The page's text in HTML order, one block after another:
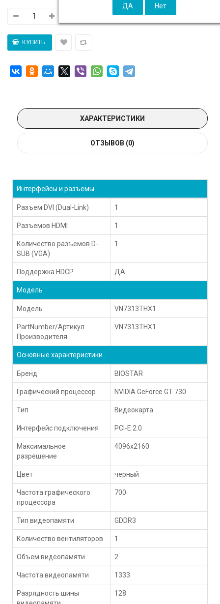
ХАРАКТЕРИСТИКИ
ОТЗЫВОВ (0)
Интерфейсы и разъемы
Разъем DVI (Dual-Link) 1
Разъемов HDMI 1
Количество разъемов D-
SUB (VGA)
1
Поддержка HDCP ДА
Модель
Модель VN7313THX1
PartNumber/Артикул
Производителя
VN7313THX1
Основные характеристики
Бренд BIOSTAR
Графический процессор NVIDIA GeForce GT 730
Тип Видеокарта
Интерфейс подключения PCI-E 2.0
Максимальное
разрешение
4096x2160
Цвет черный
Частота графического
процессора
700
Тип видеопамяти GDDR3
Количество вентиляторов 1
Объем видеопамяти 2
Частота видеопамяти 1333
Разрядность шины
128